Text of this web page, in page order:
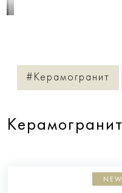
#Керамогранит
Керамогранит
NEW